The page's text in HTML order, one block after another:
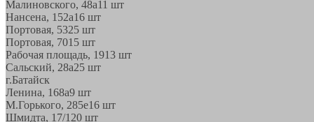
Малиновского, 48а11 шт
Нансена, 152а16 шт
Портовая, 5325 шт
Портовая, 7015 шт
Рабочая площадь, 1913 шт
Сальский, 28a25 шт
г.Батайск
Ленина, 168а9 шт
М.Горького, 285е16 шт
Шмидта, 17/1 20 шт